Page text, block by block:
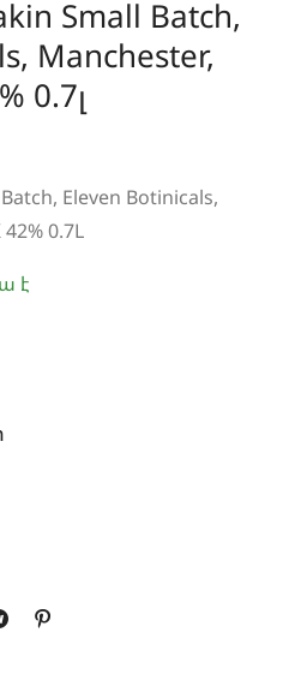
Small Batch,
Manchester,
0.7լ
Eleven Botinicals,
0.7L
է